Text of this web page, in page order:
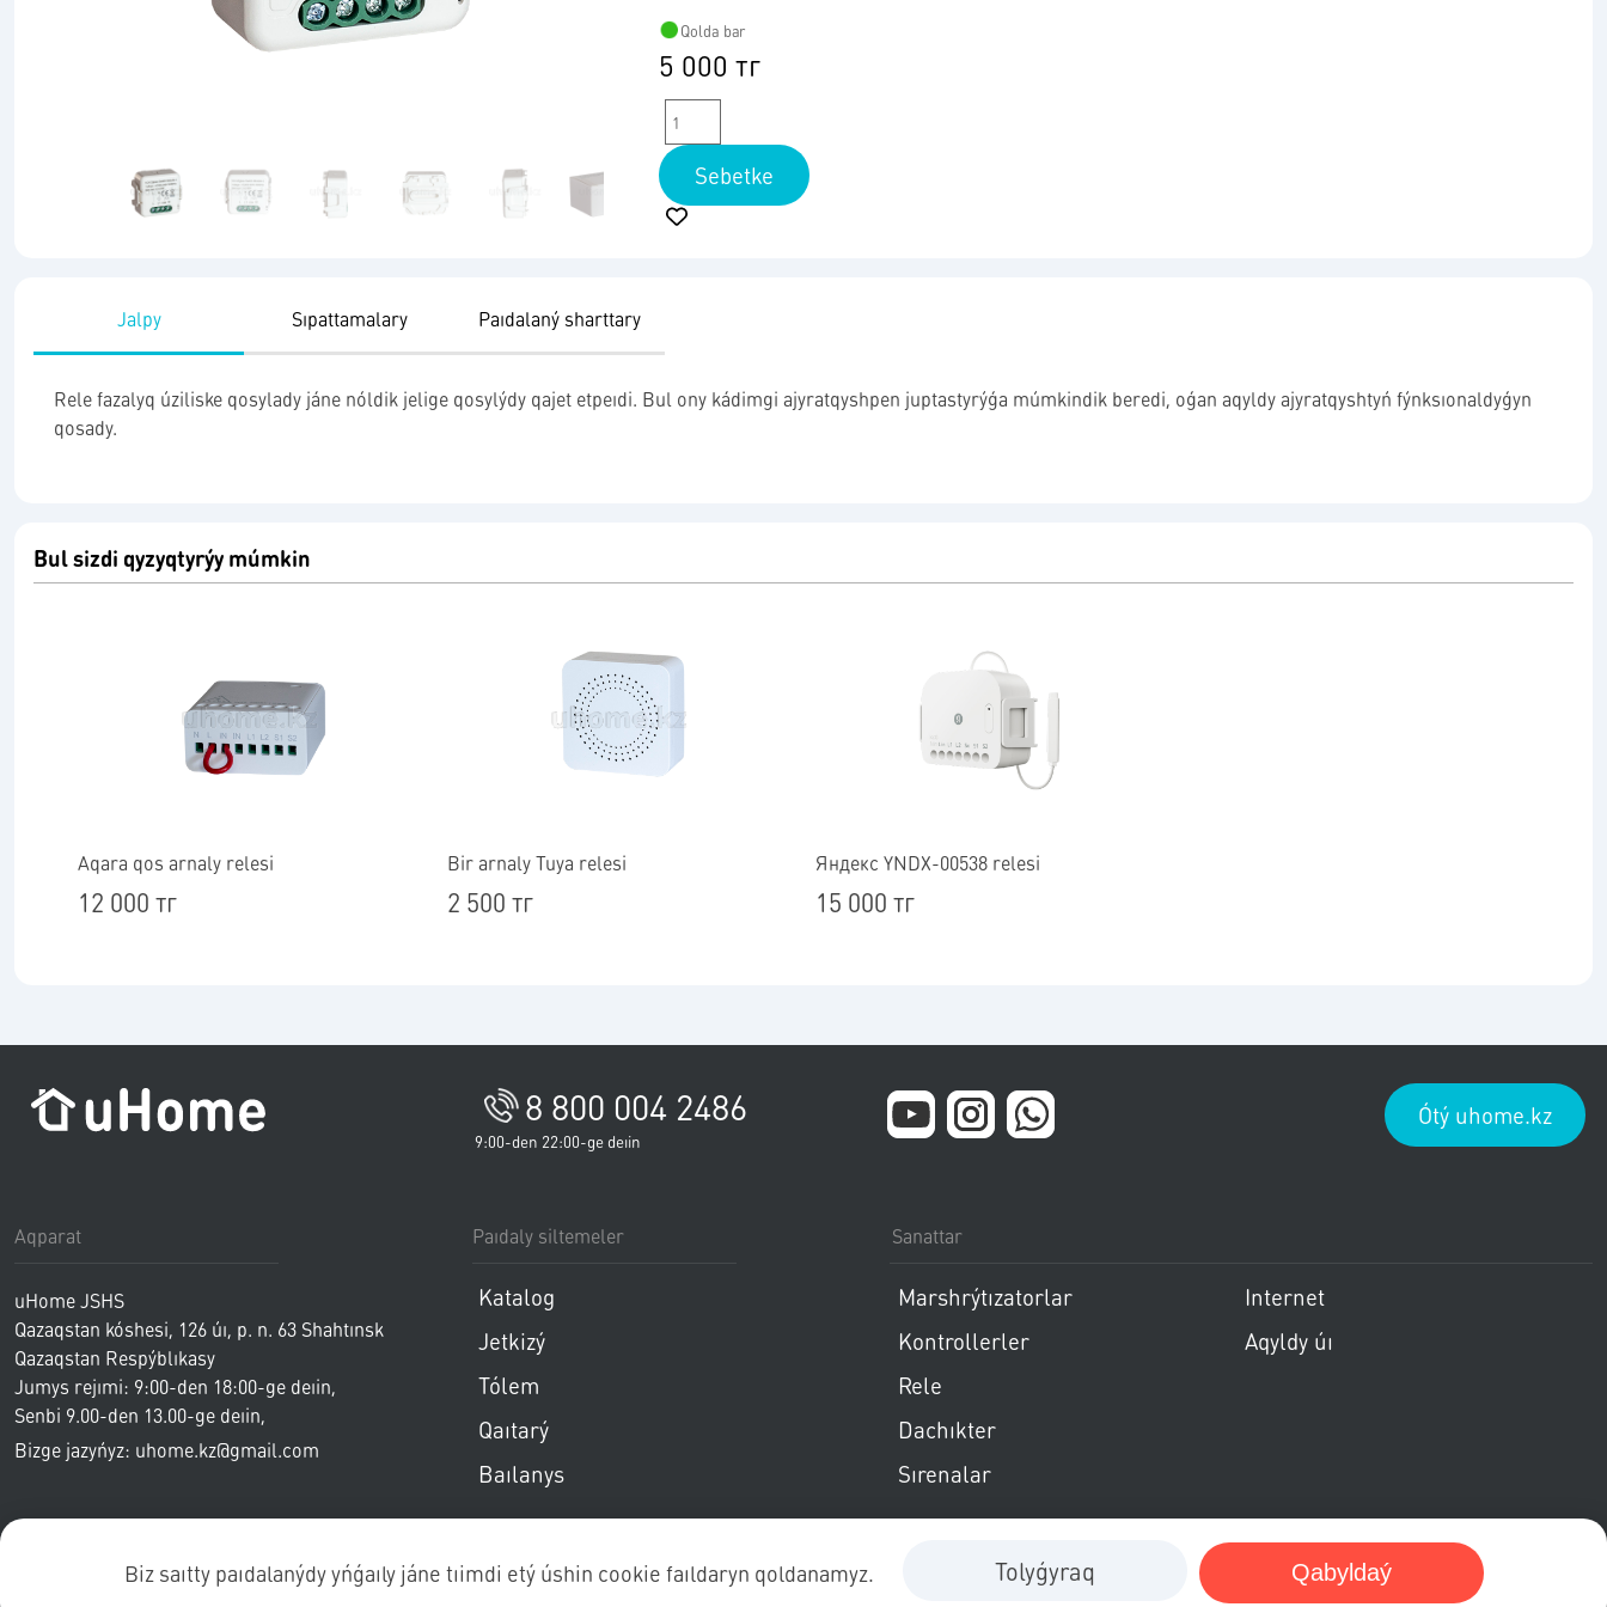
Qolda bar
5 000 тг
Sebetke
Jalpy Sıpattamalary Paıdalaný sharttary
Rele fazalyq úziliske qosylady jáne nóldik jelige qosylýdy qajet etpeıdi. Bul ony kádimgi ajyratqyshpen juptastyrýǵa múmkindik beredi, oǵan aqyldy ajyratqyshtyń fýnksıonaldyǵyn
qosady.
Bul sizdi qyzyqtyrýy múmkin
Aqara qos arnaly relesi
12 000 тг
Bir arnaly Tuya relesi
2 500 тг
Яндекс YNDX-00538 relesi
15 000 тг
uHome JSHS
Qazaqstan kóshesi, 126 úı, p. n. 63 Shahtınsk
Qazaqstan Respýblıkasy
Jumys rejımi: 9:00-den 18:00-ge deıin,
Senbi 9.00-den 13.00-ge deıin,
Jeksenbi - demalys
8 800 004 2486
© 2020-2024 ТОО "uHome"
Sanattar
Bizge jazyńyz: uhome.kz@gmail.com
Paıdaly siltemeler
9:00-den 22:00-ge deıin
Ótý uhome.kz
Aqparat
Internet
Aqyldy úı
Пропустить меню
Marshrýtızatorlar
Kontrollerler
Rele
Dachıkter
Sırenalar
Katalog
Jetkizý
Tólem
Qaıtarý
Baılanys
Пропустить меню
Jarıa oferta Cookies paıdalaný saıasaty
Biz saıtty paıdalanýdy yńǵaıly jáne tıimdi etý úshin cookie faıldaryn qoldanamyz. Tolyǵyraq Qabyldaý